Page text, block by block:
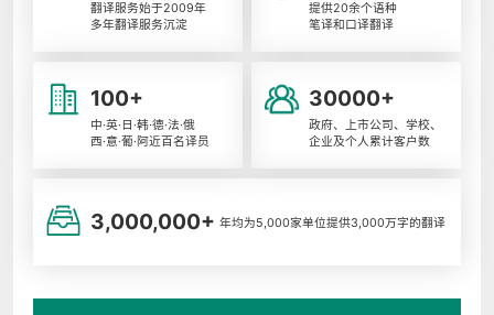
翻译服务始于2009年
多年翻译服务沉淀
提供20余个语种
笔译和口译翻译
100+
中·英·日·韩·德·法·俄
西·意·葡·阿近百名译员
30000+
政府、上市公司、学校、
企业及个人累计客户数
3,000,000+ 年均为5,000家单位提供3,000万字的翻译